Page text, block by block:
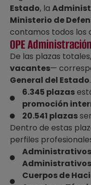
Estado, la
Ministerio de
contamos todos los
OPE
De las plazas
vacantes—
General del Estado.
6.345 plazas
promoción
20.541 plazas
Dentro de estas
perfiles
Cuerpos de